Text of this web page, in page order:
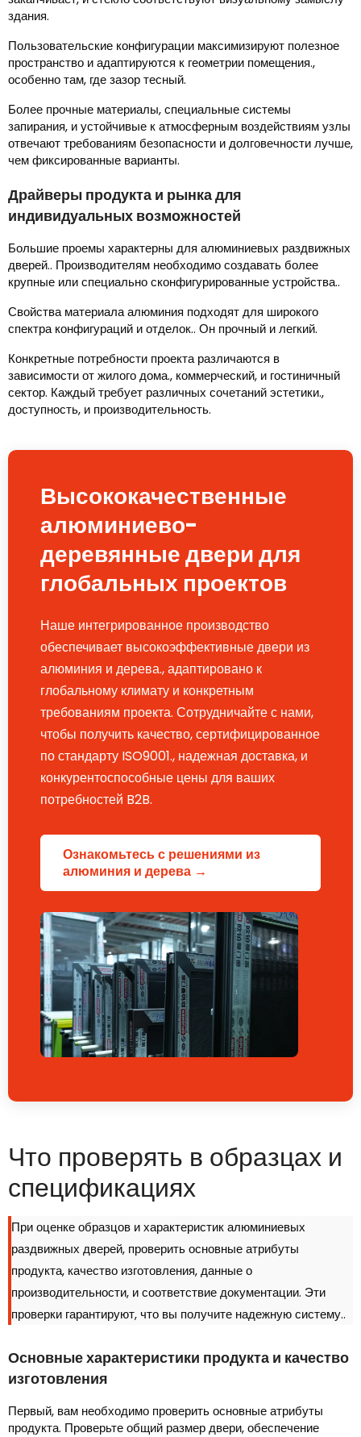
здания.
Пользовательские конфигурации максимизируют полезное
пространство и адаптируются к геометрии помещения.,
особенно там, где зазор тесный.
Более прочные материалы, специальные системы
запирания, и устойчивые к атмосферным воздействиям узлы
отвечают требованиям безопасности и долговечности лучше,
чем фиксированные варианты.
Драйверы продукта и рынка для
индивидуальных возможностей
Большие проемы характерны для алюминиевых раздвижных
дверей.. Производителям необходимо создавать более
крупные или специально сконфигурированные устройства..
Свойства материала алюминия подходят для широкого
спектра конфигураций и отделок.. Он прочный и легкий.
Конкретные потребности проекта различаются в
зависимости от жилого дома., коммерческий, и гостиничный
сектор. Каждый требует различных сочетаний эстетики.,
доступность, и производительность.
Высококачественные
алюминиево-
деревянные двери для
глобальных проектов
Наше интегрированное производство
обеспечивает высокоэффективные двери из
алюминия и дерева., адаптировано к
глобальному климату и конкретным
требованиям проекта. Сотрудничайте с нами,
чтобы получить качество, сертифицированное
по стандарту ISO9001., надежная доставка, и
конкурентоспособные цены для ваших
потребностей B2B.
Ознакомьтесь с решениями из
алюминия и дерева →
Что проверять в образцах и
спецификациях
При оценке образцов и характеристик алюминиевых
раздвижных дверей, проверить основные атрибуты
продукта, качество изготовления, данные о
производительности, и соответствие документации. Эти
проверки гарантируют, что вы получите надежную систему..
Основные характеристики продукта и качество
изготовления
Первый, вам необходимо проверить основные атрибуты
продукта. Проверьте общий размер двери, обеспечение